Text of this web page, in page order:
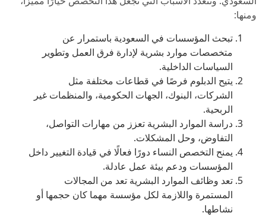
ومنها:
تبحث المؤسسات في السعودية باستمرار عن
متخصصات موارد بشرية لإدارة فرق العمل وتطوير
السياسات الداخلية.
يتيح الدبلوم فرصًا في قطاعات مختلفة مثل
الشركات، البنوك، الجهات الحكومية، والمنظمات غير
الربحية.
دراسة الموارد البشرية تعزز من مهارات التواصل،
التفاوض، وحل المشكلات.
يمنح التخصص النساء دورًا فعالًا في قيادة التغيير داخل
المؤسسات ودعم بيئة عمل عادلة.
تعد وظائف الموارد البشرية تعد من المجالات
المستمرة واللازمة لكل مؤسسة مهما كان حجمها أو
نشاطها.